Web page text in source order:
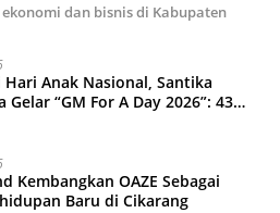
dan bisnis di Kabupaten
Anak Nasional, Santika
Gelar “GM For A Day 2026”: 43
Kembangkan OAZE Sebagai
Baru di Cikarang